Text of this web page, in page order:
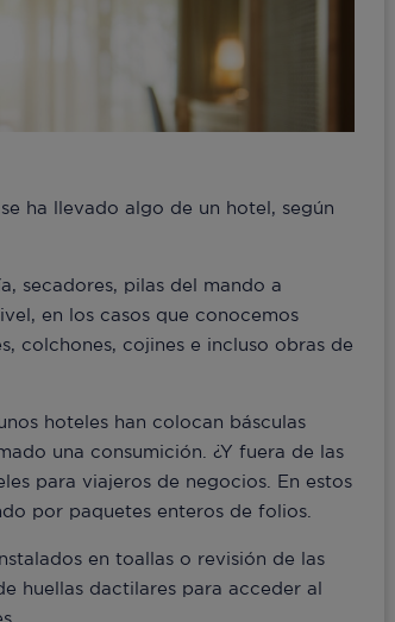
ha llevado algo de un hotel, según
secadores, pilas del mando a
en los casos que conocemos
colchones, cojines e incluso obras de
hoteles han colocan básculas
una consumición. ¿Y fuera de las
para viajeros de negocios. En estos
por paquetes enteros de folios.
en toallas o revisión de las
huellas dactilares para acceder al